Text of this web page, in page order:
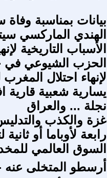
بيانات بمناسبة
الهندي الماركسي
الأسباب التاريخية
الحزب الشيوعي في
لإنهاء احتلال
يسارية شعبية قارية
نجلة ... والعراق
غزة والكذب
رابعة لأوباما أو ثانية
السوق العالمي
أرسطو المتخلى عنه